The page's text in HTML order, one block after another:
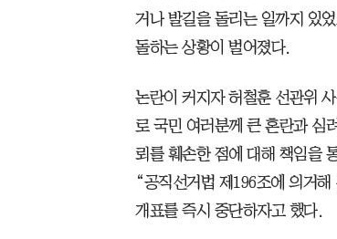
거나 발길을 돌리는 일까지 있
돌하는 상황이 벌어졌다.
논란이 커지자 허철훈 선관위
로 국민 여러분께 큰 혼란과 심
뢰를 훼손한 점에 대해 책임을
“공직선거법 제196조에 의거
개표를 즉시 중단하자고 했다.